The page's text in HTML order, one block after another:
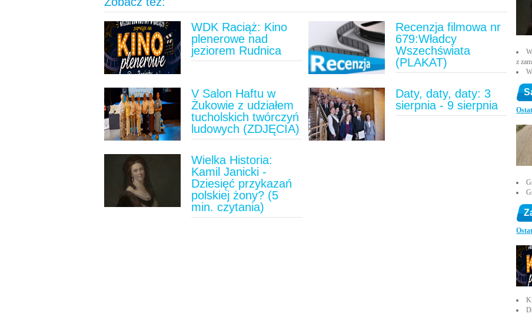
WDK Raciąż: Kino
plenerowe nad
jeziorem Rudnica
Recenzja filmowa nr
679:Władcy
Wszechświata
(PLAKAT)
V Salon Haftu w
Żukowie z udziałem
tucholskich twórczyń
ludowych (ZDJĘCIA)
Daty, daty, daty: 3
sierpnia - 9 sierpnia
Wielka Historia:
Kamil Janicki -
Dziesięć przykazań
polskiej żony? (5
min. czytania)
z